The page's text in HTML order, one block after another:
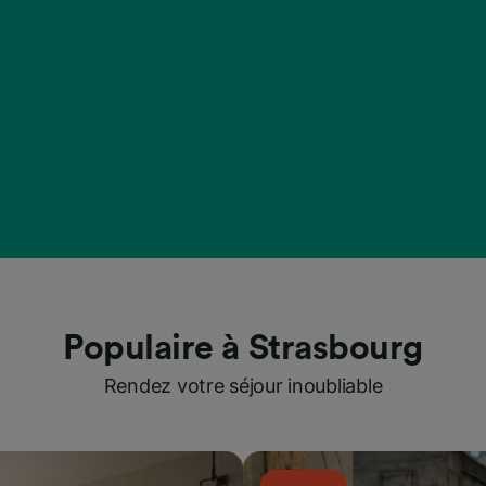
Populaire à Strasbourg
Rendez votre séjour inoubliable